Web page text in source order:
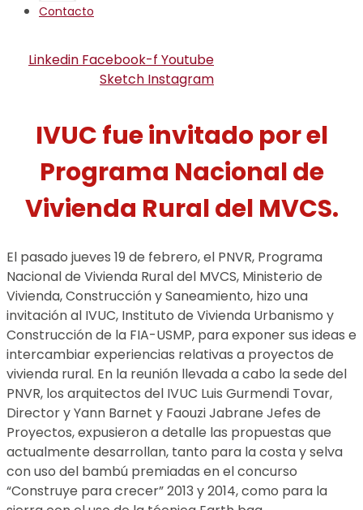
Contacto
Linkedin Facebook-f Youtube
Sketch Instagram
IVUC fue invitado por el
Programa Nacional de
Vivienda Rural del MVCS.
El pasado jueves 19 de febrero, el PNVR, Programa
Nacional de Vivienda Rural del MVCS, Ministerio de
Vivienda, Construcción y Saneamiento, hizo una
invitación al IVUC, Instituto de Vivienda Urbanismo y
Construcción de la FIA-USMP, para exponer sus ideas e
intercambiar experiencias relativas a proyectos de
vivienda rural. En la reunión llevada a cabo la sede del
PNVR, los arquitectos del IVUC Luis Gurmendi Tovar,
Director y Yann Barnet y Faouzi Jabrane Jefes de
Proyectos, expusieron a detalle las propuestas que
actualmente desarrollan, tanto para la costa y selva
con uso del bambú premiadas en el concurso
“Construye para crecer” 2013 y 2014, como para la